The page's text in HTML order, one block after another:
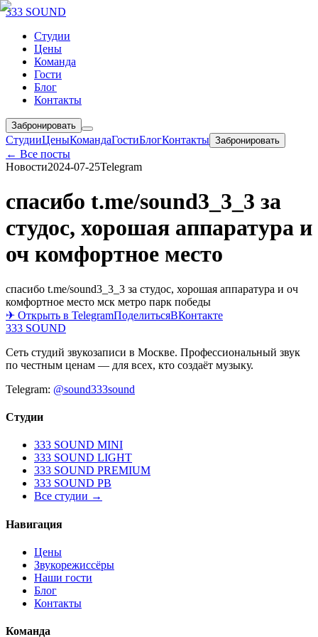
333 SOUND
Студии
Цены
Команда
Гости
Блог
Контакты
Забронировать
СтудииЦеныКомандаГостиБлогКонтакты Забронировать
← Все посты
Новости2024-07-25Telegram
спасибо t.me/sound3_3_3 за
студос, хорошая аппаратура и
оч комфортное место
спасибо t.me/sound3_3_3 за студос, хорошая аппаратура и оч
комфортное место мск метро парк победы
✈ Открыть в TelegramПоделитьсяВКонтакте
333 SOUND
Сеть студий звукозаписи в Москве. Профессиональный звук
по честным ценам — для всех, кто создаёт музыку.
Telegram: @sound333sound
Студии
333 SOUND MINI
333 SOUND LIGHT
333 SOUND PREMIUM
333 SOUND PB
Все студии →
Навигация
Цены
Звукорежиссёры
Наши гости
Блог
Контакты
Команда